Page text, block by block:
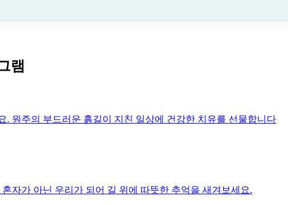
램
. 원주의 부드러운 흙길이 지친 일상에 건강한 치유를 선물합니다
자가 아닌 우리가 되어 길 위에 따뜻한 추억을 새겨보세요.